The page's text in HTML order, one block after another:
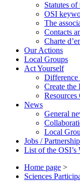
Statutes
OSI
The
Contacts
Charte
Our Actions
Local Groups
Act Yourself
Difference
Create
Resources
News
General
Local
Jobs /
List of the OSI’s
Home page >
Sciences